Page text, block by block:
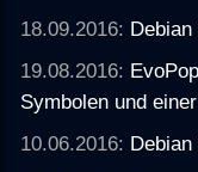
18.09.2016:
19.08.2016:
Symbolen und
10.06.2016: